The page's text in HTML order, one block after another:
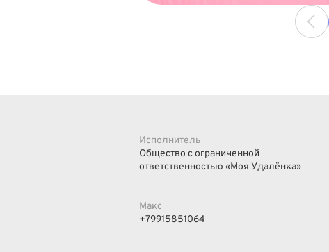
Исполнитель
Общество с ограниченной
ответственностью «Моя Удалёнка»
Макс
+79915851064